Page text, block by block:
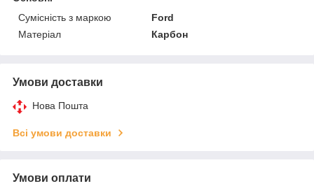
Сумісність з маркою
Ford
Матеріал
Карбон
Умови доставки
Нова Пошта
Всі умови доставки
Умови оплати